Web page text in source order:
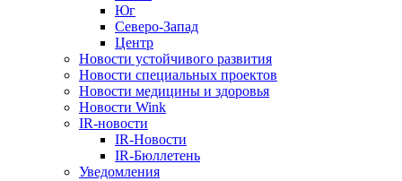
Юг
Северо-Запад
Центр
Новости устойчивого развития
Новости специальных проектов
Новости медицины и здоровья
Новости Wink
IR-новости
IR-Новости
IR-Бюллетень
Уведомления